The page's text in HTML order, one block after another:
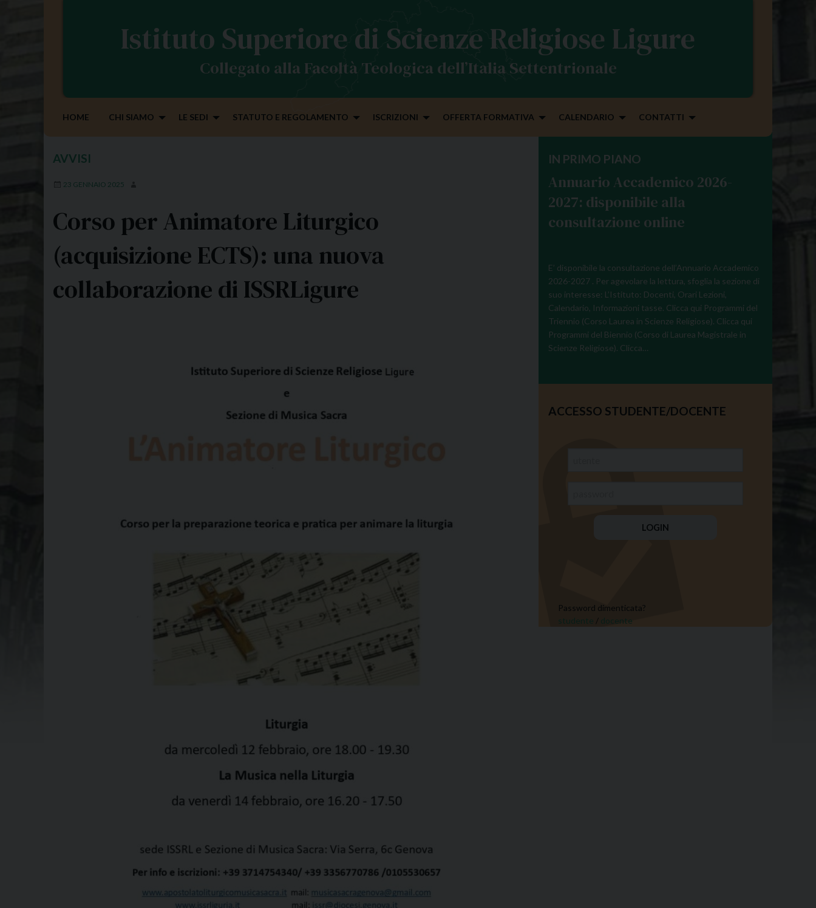
Istituto Superiore di Scienze Religiose Ligure
Collegato alla Facoltà Teologica dell’Italia Settentrionale
HOME CHI SIAMO LE SEDI STATUTO E REGOLAMENTO ISCRIZIONI OFFERTA FORMATIVA CALENDARIO CONTATTI
AVVISI
23 GENNAIO 2025
Corso per Animatore Liturgico
(acquisizione ECTS): una nuova
collaborazione di ISSRLigure
IN PRIMO PIANO
Annuario Accademico 2026-
2027: disponibile alla
consultazione online
E’ disponibile la consultazione dell’Annuario Accademico
2026-2027 . Per agevolare la lettura, sfoglia la sezione di
suo interesse: L’Istituto: Docenti, Orari Lezioni,
Calendario, Informazioni tasse. Clicca qui Programmi del
Triennio (Corso Laurea in Scienze Religiose). Clicca qui
Programmi del Biennio (Corso di Laurea Magistrale in
Scienze Religiose). Clicca…
ACCESSO STUDENTE/DOCENTE
Password dimenticata?
studente / docente